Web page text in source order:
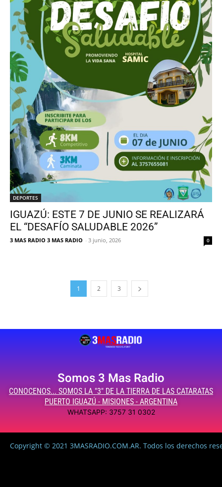
DEPORTES
IGUAZÚ: ESTE 7 DE JUNIO SE REALIZARÁ
EL “DESAFÍO SALUDABLE 2026”
3 MAS RADIO 3 MAS RADIO - 3 junio, 2026 0
1 2 3
Somos 3 Mas Radio
CONOCENOS... SOMOS LA "3" DE LA TIERRA DE LAS CATARATAS
PUERTO IGUAZÚ - MISIONES - ARGENTINA
WHATSAPP: 3757 31 0302
Copyright © 2021 3MASRADIO.COM.AR. Todos los derechos